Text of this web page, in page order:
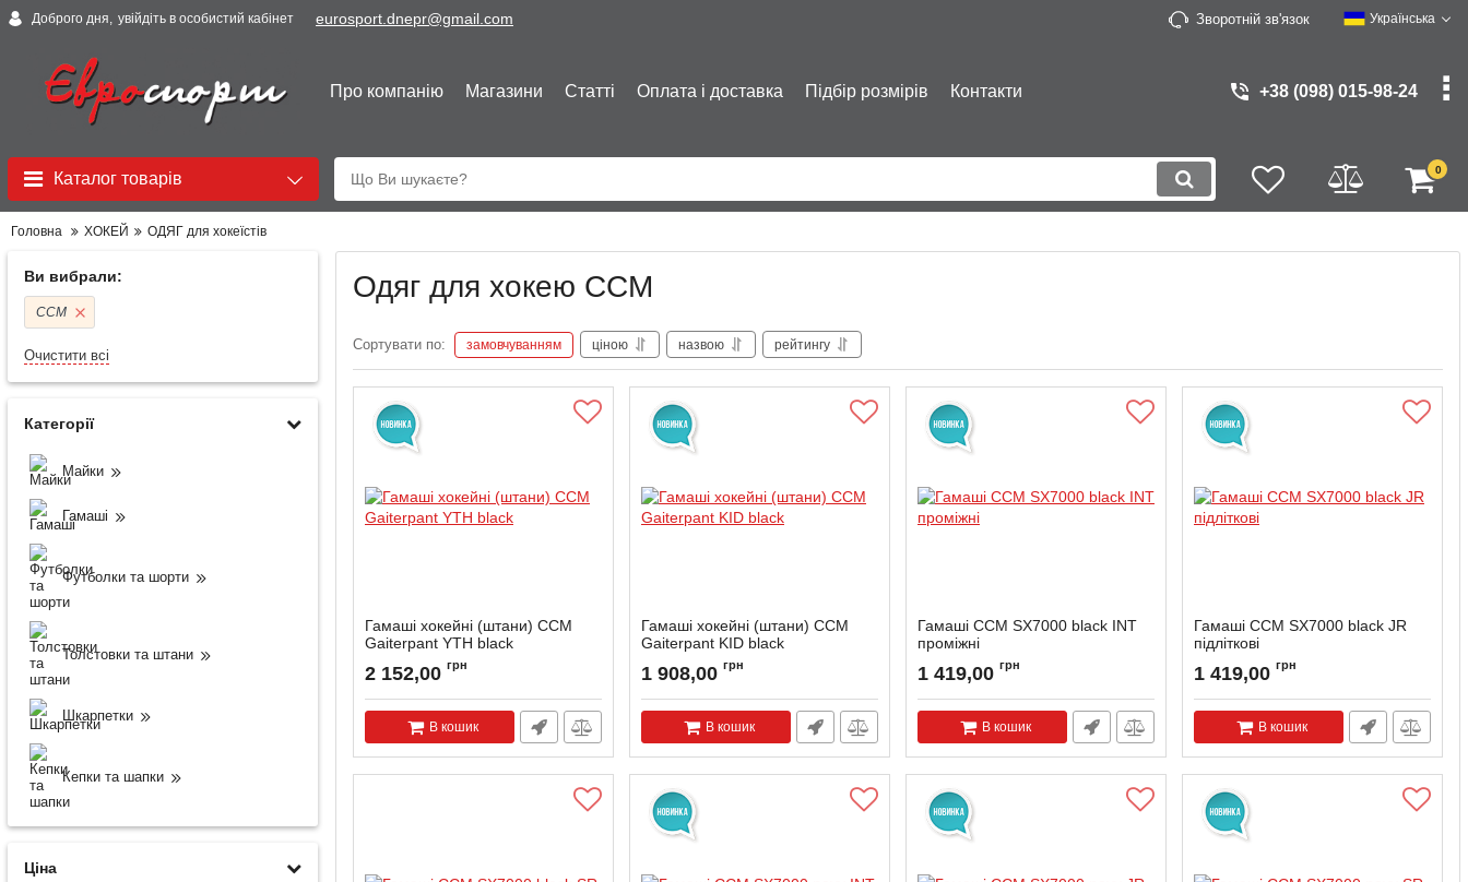
Доброго дня, увійдіть в особистий кабінет eurosport.dnepr@gmail.com Зворотній зв'язок Українська
Про компанію Магазини Статті Оплата і доставка Підбір розмірів Контакти +38 (098) 015-98-24
Каталог товарів 0
Головна ХОКЕЙ ОДЯГ для хокеїстів
Ви вибрали:
CCM
Очистити всі
Категорії
Майки
Гамаші
Футболки та шорти
Толстовки та штани
Шкарпетки
Кепки та шапки
Ціна
Одяг для хокею CCM
Сортувати по: замовчуванням ціною назвою рейтингу
Гамаші хокейні (штани) CCM
Gaiterpant YTH black
2 152,00 грн
В кошик
Гамаші хокейні (штани) CCM
Gaiterpant KID black
1 908,00 грн
В кошик
Гамаші CCM SX7000 black INT
проміжні
1 419,00 грн
В кошик
Гамаші CCM SX7000 black JR
підліткові
1 419,00 грн
В кошик